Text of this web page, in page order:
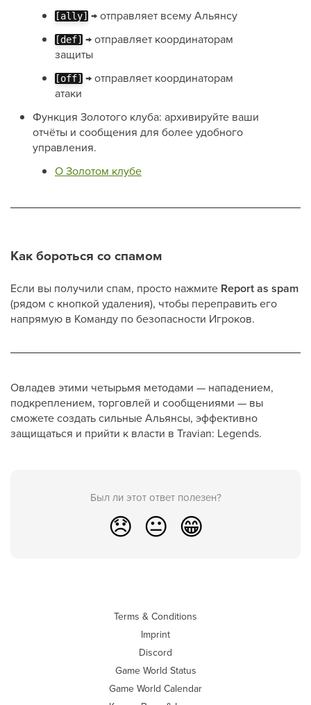
[ally] → отправляет всему Альянсу
[def] → отправляет координаторам
защиты
[off] → отправляет координаторам
атаки
Функция Золотого клуба: архивируйте ваши
отчёты и сообщения для более удобного
управления.
О Золотом клубе
Как бороться со спамом
Если вы получили спам, просто нажмите Report as spam
(рядом с кнопкой удаления), чтобы переправить его
напрямую в Команду по безопасности Игроков.
Овладев этими четырьмя методами — нападением,
подкреплением, торговлей и сообщениями — вы
сможете создать сильные Альянсы, эффективно
защищаться и прийти к власти в Travian: Legends.
Был ли этот ответ полезен?
😞 😐 😁
Terms & Conditions
Imprint
Discord
Game World Status
Game World Calendar